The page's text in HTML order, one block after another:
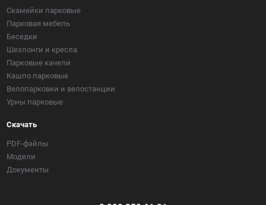
Скамейки парковые
Парковая мебель
Беседки
Шезлонги и кресла
Парковые качели
Кашпо парковые
Велопарковки и велостанции
Урны парковые
Скачать
PDF-файлы
Модели
Документы